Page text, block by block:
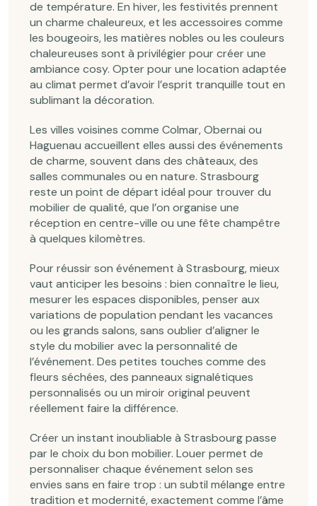
de température. En hiver, les festivités prennent
un charme chaleureux, et les accessoires comme
les bougeoirs, les matières nobles ou les couleurs
chaleureuses sont à privilégier pour créer une
ambiance cosy. Opter pour une location adaptée
au climat permet d’avoir l’esprit tranquille tout en
sublimant la décoration.
Les villes voisines comme Colmar, Obernai ou
Haguenau accueillent elles aussi des événements
de charme, souvent dans des châteaux, des
salles communales ou en nature. Strasbourg
reste un point de départ idéal pour trouver du
mobilier de qualité, que l’on organise une
réception en centre-ville ou une fête champêtre
à quelques kilomètres.
Pour réussir son événement à Strasbourg, mieux
vaut anticiper les besoins : bien connaître le lieu,
mesurer les espaces disponibles, penser aux
variations de population pendant les vacances
ou les grands salons, sans oublier d’aligner le
style du mobilier avec la personnalité de
l’événement. Des petites touches comme des
fleurs séchées, des panneaux signalétiques
personnalisés ou un miroir original peuvent
réellement faire la différence.
Créer un instant inoubliable à Strasbourg passe
par le choix du bon mobilier. Louer permet de
personnaliser chaque événement selon ses
envies sans en faire trop : un subtil mélange entre
tradition et modernité, exactement comme l’âme